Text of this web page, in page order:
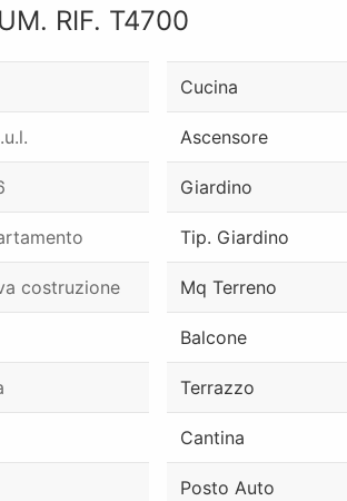
RIF. T4700
costruzione
Cucina
Ascensore
Giardino
Tip. Giardino
Mq Terreno
Balcone
Terrazzo
Cantina
Posto Auto